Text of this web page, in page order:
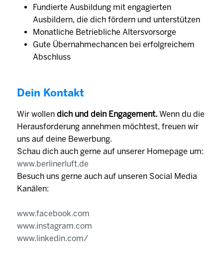
Fundierte Ausbildung mit engagierten
Ausbildern, die dich fördern und unterstützen
Monatliche Betriebliche Altersvorsorge
Gute Übernahmechancen bei erfolgreichem
Abschluss
Dein Kontakt
Wir wollen dich und dein Engagement. Wenn du die
Herausforderung annehmen möchtest, freuen wir
uns auf deine Bewerbung.
Schau dich auch gerne auf unserer Homepage um:
www.berlinerluft.de
Besuch uns gerne auch auf unseren Social Media
Kanälen:
www.facebook.com
www.instagram.com
www.linkedin.com/